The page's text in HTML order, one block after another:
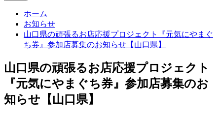
ホーム
お知らせ
山口県の頑張るお店応援プロジェクト『元気にやまぐ
ち券』参加店募集のお知らせ【山口県】
山口県の頑張るお店応援プロジェクト
『元気にやまぐち券』参加店募集のお
知らせ【山口県】